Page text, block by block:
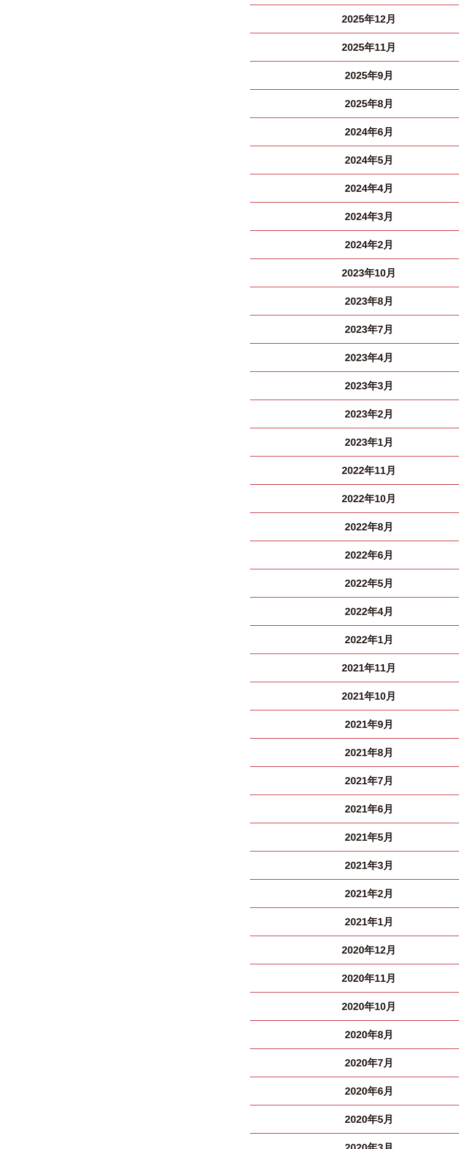
2025年12月
2025年11月
2025年9月
2025年8月
2024年6月
2024年5月
2024年4月
2024年3月
2024年2月
2023年10月
2023年8月
2023年7月
2023年4月
2023年3月
2023年2月
2023年1月
2022年11月
2022年10月
2022年8月
2022年6月
2022年5月
2022年4月
2022年1月
2021年11月
2021年10月
2021年9月
2021年8月
2021年7月
2021年6月
2021年5月
2021年3月
2021年2月
2021年1月
2020年12月
2020年11月
2020年10月
2020年8月
2020年7月
2020年6月
2020年5月